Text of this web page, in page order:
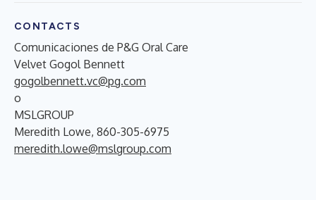
CONTACTS
Comunicaciones de P&G Oral Care
Velvet Gogol Bennett
gogolbennett.vc@pg.com
o
MSLGROUP
Meredith Lowe, 860-305-6975
meredith.lowe@mslgroup.com